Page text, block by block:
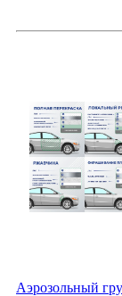
Аэрозольный